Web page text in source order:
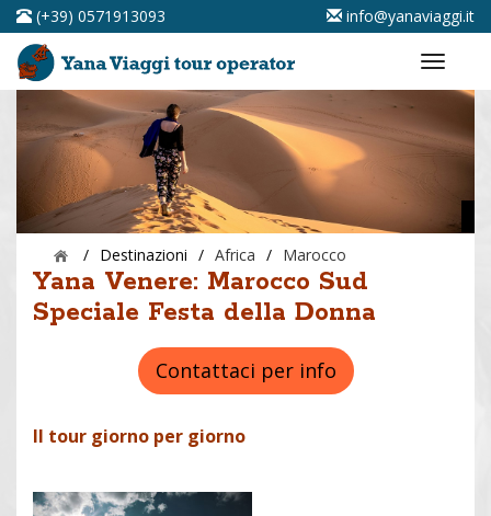
(+39) 0571913093 info@yanaviaggi.it
/ Destinazioni / Africa / Marocco
Yana Venere: Marocco Sud
Speciale Festa della Donna
Contattaci per info
Il tour giorno per giorno